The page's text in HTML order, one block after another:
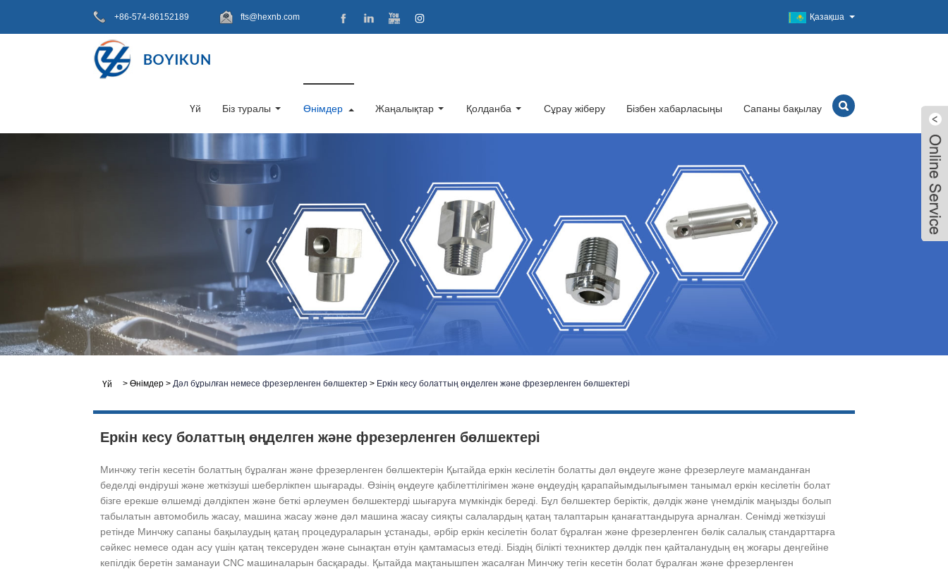
+86-574-86152189 fts@hexnb.com Қазақша
Үй Біз туралы Өнімдер Жаңалықтар Қолданба Сұрау жіберу Бізбен хабарласыңы Сапаны бақылау
Үй > Өнімдер > Дәл бұрылған немесе фрезерленген бөлшектер > Еркін кесу болаттың өңделген және фрезерленген бөлшектері
Еркін кесу болаттың өңделген және фрезерленген бөлшектері
Минчжу тегін кесетін болаттың бұралған және фрезерленген бөлшектерін Қытайда еркін кесілетін болатты дәл өңдеуге және фрезерлеуге маманданған
беделді өндіруші және жеткізуші шеберлікпен шығарады. Өзінің өңдеуге қабілеттілігімен және өңдеудің қарапайымдылығымен танымал еркін кесілетін болат
бізге ерекше өлшемді дәлдікпен және беткі әрлеумен бөлшектерді шығаруға мүмкіндік береді. Бұл бөлшектер беріктік, дәлдік және үнемділік маңызды болып
табылатын автомобиль жасау, машина жасау және дәл машина жасау сияқты салалардың қатаң талаптарын қанағаттандыруға арналған. Сенімді жеткізуші
ретінде Минчжу сапаны бақылаудың қатаң процедураларын ұстанады, әрбір еркін кесілетін болат бұралған және фрезерленген бөлік салалық стандарттарға
сәйкес немесе одан асу үшін қатаң тексеруден және сынақтан өтуін қамтамасыз етеді. Біздің білікті техниктер дәлдік пен қайталанудың ең жоғары деңгейіне
кепілдік беретін заманауи CNC машиналарын басқарады. Қытайда мақтанышпен жасалған Минчжу тегін кесетін болат бұралған және фрезерленген